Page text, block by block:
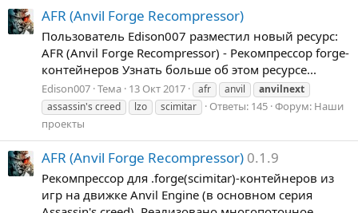
AFR (Anvil Forge Recompressor)
Пользователь Edison007 разместил новый ресурс:
AFR (Anvil Forge Recompressor) - Рекомпрессор forge-
контейнеров Узнать больше об этом ресурсе...
Edison007 Тема 13 Окт 2017 afr anvil
anvilnext
assassin's creed
lzo scimitar Ответы: 145 Форум: Наши
проекты
AFR (Anvil Forge Recompressor) 0.1.9
Рекомпрессор для .forge(scimitar)-контейнеров из
игр на движке Anvil Engine (в основном серия